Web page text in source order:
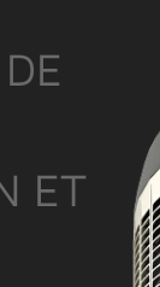
ET